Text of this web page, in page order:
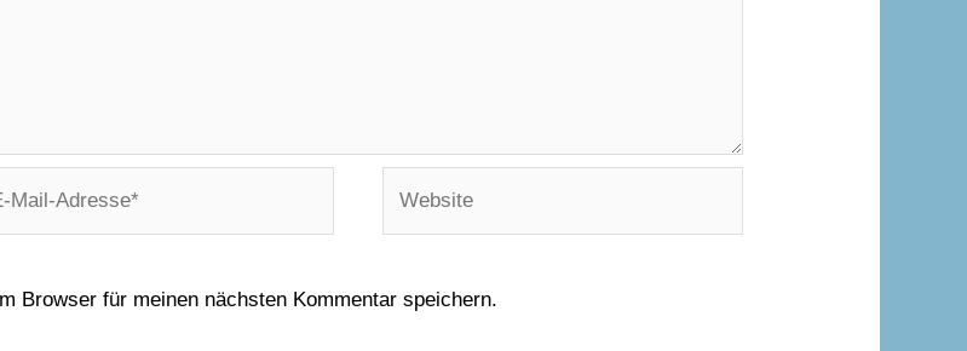
Browser für meinen nächsten Kommentar speichern.